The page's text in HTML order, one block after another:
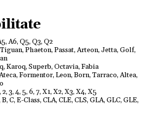
A6, Q5, Q3, Q2
Phaeton, Passat, Arteon, Jetta, Golf,
Karoq, Superb, Octavia, Fabia
Formentor, Leon, Born, Tarraco, Altea,
2, 3, 4, 5, 6, 7, X1, X2, X3, X4, X5
B, C, E-Class, CLA, CLE, CLS, GLA, GLC, GLE,